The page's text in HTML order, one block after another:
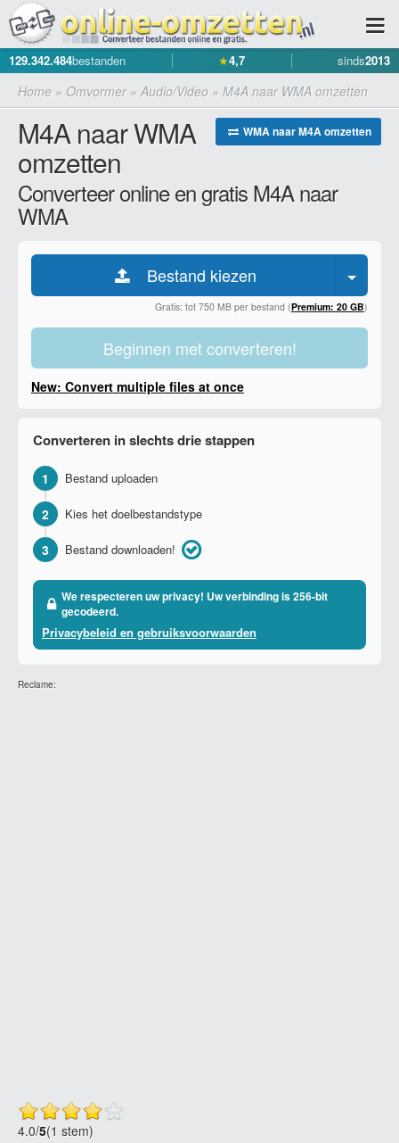
129.342.484bestanden ★4,7 sinds2013
Home » Omvormer» Audio/Video » M4A naar WMA omzetten
WMA naar M4A omzetten
M4A naar WMA
omzetten
Converteer online en gratis M4A naar
WMA
Bestand kiezen
Gratis: tot 750 MB per bestand (Premium: 20 GB)
Beginnen met converteren!
New: Convert multiple files at once
Converteren in slechts drie stappen
1 Bestand uploaden
2 Kies het doelbestandstype
3 Bestand downloaden!
We respecteren uw privacy! Uw verbinding is 256-bit
gecodeerd.
Privacybeleid en gebruiksvoorwaarden
Reclame:
4.0/5(1 stem)